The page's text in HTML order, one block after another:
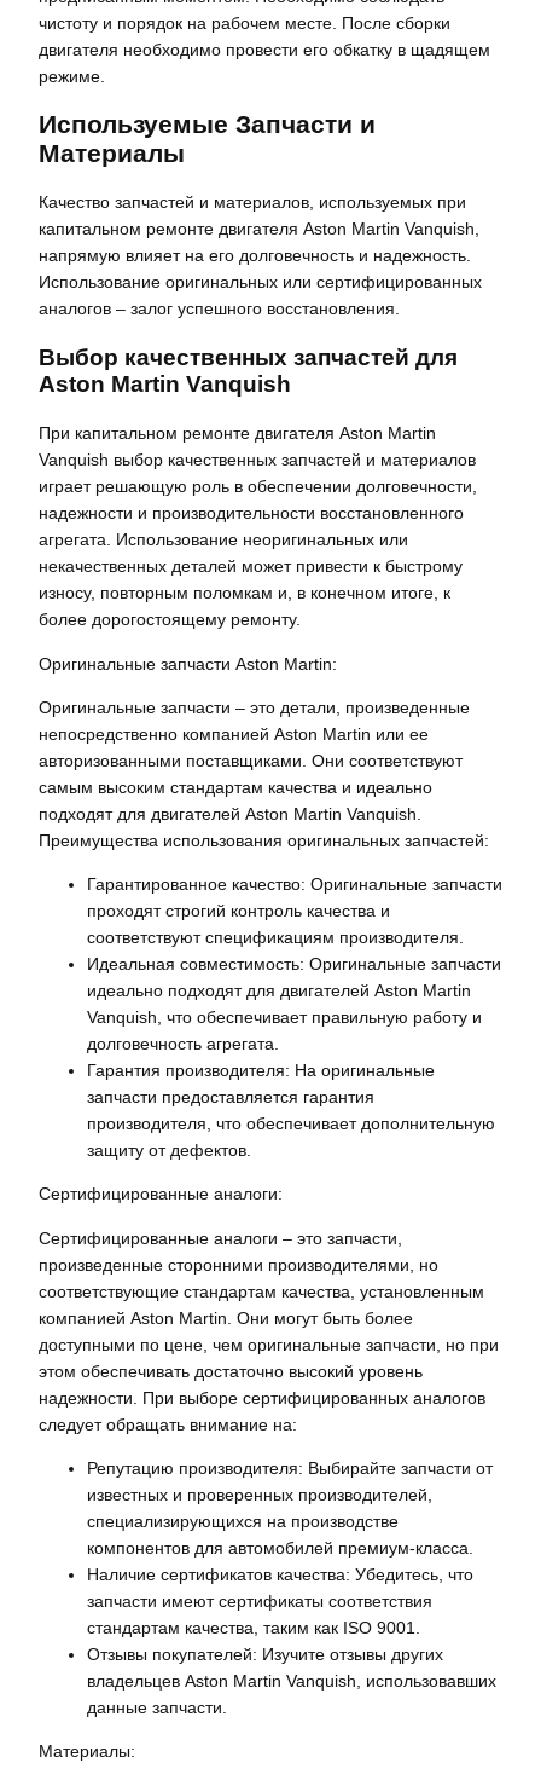
чистоту и порядок на рабочем месте. После сборки
двигателя необходимо провести его обкатку в щадящем
режиме.
Используемые Запчасти и
Материалы
Качество запчастей и материалов, используемых при
капитальном ремонте двигателя Aston Martin Vanquish,
напрямую влияет на его долговечность и надежность.
Использование оригинальных или сертифицированных
аналогов – залог успешного восстановления.
Выбор качественных запчастей для
Aston Martin Vanquish
При капитальном ремонте двигателя Aston Martin
Vanquish выбор качественных запчастей и материалов
играет решающую роль в обеспечении долговечности,
надежности и производительности восстановленного
агрегата. Использование неоригинальных или
некачественных деталей может привести к быстрому
износу, повторным поломкам и, в конечном итоге, к
более дорогостоящему ремонту.
Оригинальные запчасти Aston Martin:
Оригинальные запчасти – это детали, произведенные
непосредственно компанией Aston Martin или ее
авторизованными поставщиками. Они соответствуют
самым высоким стандартам качества и идеально
подходят для двигателей Aston Martin Vanquish.
Преимущества использования оригинальных запчастей:
Гарантированное качество: Оригинальные запчасти
проходят строгий контроль качества и
соответствуют спецификациям производителя.
Идеальная совместимость: Оригинальные запчасти
идеально подходят для двигателей Aston Martin
Vanquish, что обеспечивает правильную работу и
долговечность агрегата.
Гарантия производителя: На оригинальные
запчасти предоставляется гарантия
производителя, что обеспечивает дополнительную
защиту от дефектов.
Сертифицированные аналоги:
Сертифицированные аналоги – это запчасти,
произведенные сторонними производителями, но
соответствующие стандартам качества, установленным
компанией Aston Martin. Они могут быть более
доступными по цене, чем оригинальные запчасти, но при
этом обеспечивать достаточно высокий уровень
надежности. При выборе сертифицированных аналогов
следует обращать внимание на:
Репутацию производителя: Выбирайте запчасти от
известных и проверенных производителей,
специализирующихся на производстве
компонентов для автомобилей премиум-класса.
Наличие сертификатов качества: Убедитесь, что
запчасти имеют сертификаты соответствия
стандартам качества, таким как ISO 9001.
Отзывы покупателей: Изучите отзывы других
владельцев Aston Martin Vanquish, использовавших
данные запчасти.
Материалы: